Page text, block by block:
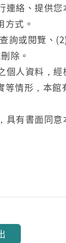
連絡、提供
式。
詢或閱覽、
除。
個人資料，
情形，本館
具有書面同